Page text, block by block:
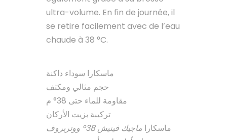
ultra-volume. En fin de journée, il
se retire facilement avec de l’eau
chaude à 38 °C.
ماسكارا سوداء داكنة
حجم مثالي ومكثف
مقاومة للماء حتى 38° م
تركيبة بزيت الأركان
ماسكارا ماجيك فينيش 38° ووتربروف